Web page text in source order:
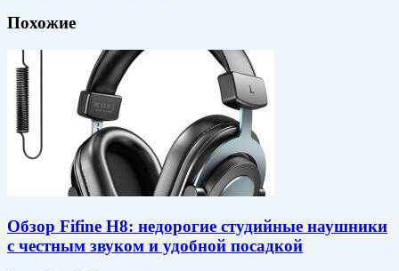
Похожие
Обзор Fifine H8: недорогие студийные наушники
с честным звуком и удобной посадкой